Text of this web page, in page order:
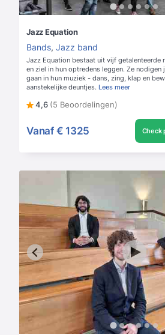
Jazz Equation
Bands, Jazz band
Jazz Equation bestaat uit vijf getalenteerde
en ziel in hun optredens leggen. Ze
gaan in hun muziek - dans, zing, klap en
aanstekelijke deuntjes. Lees meer
4,6 (5 Beoordelingen)
Vanaf € 1325 Check